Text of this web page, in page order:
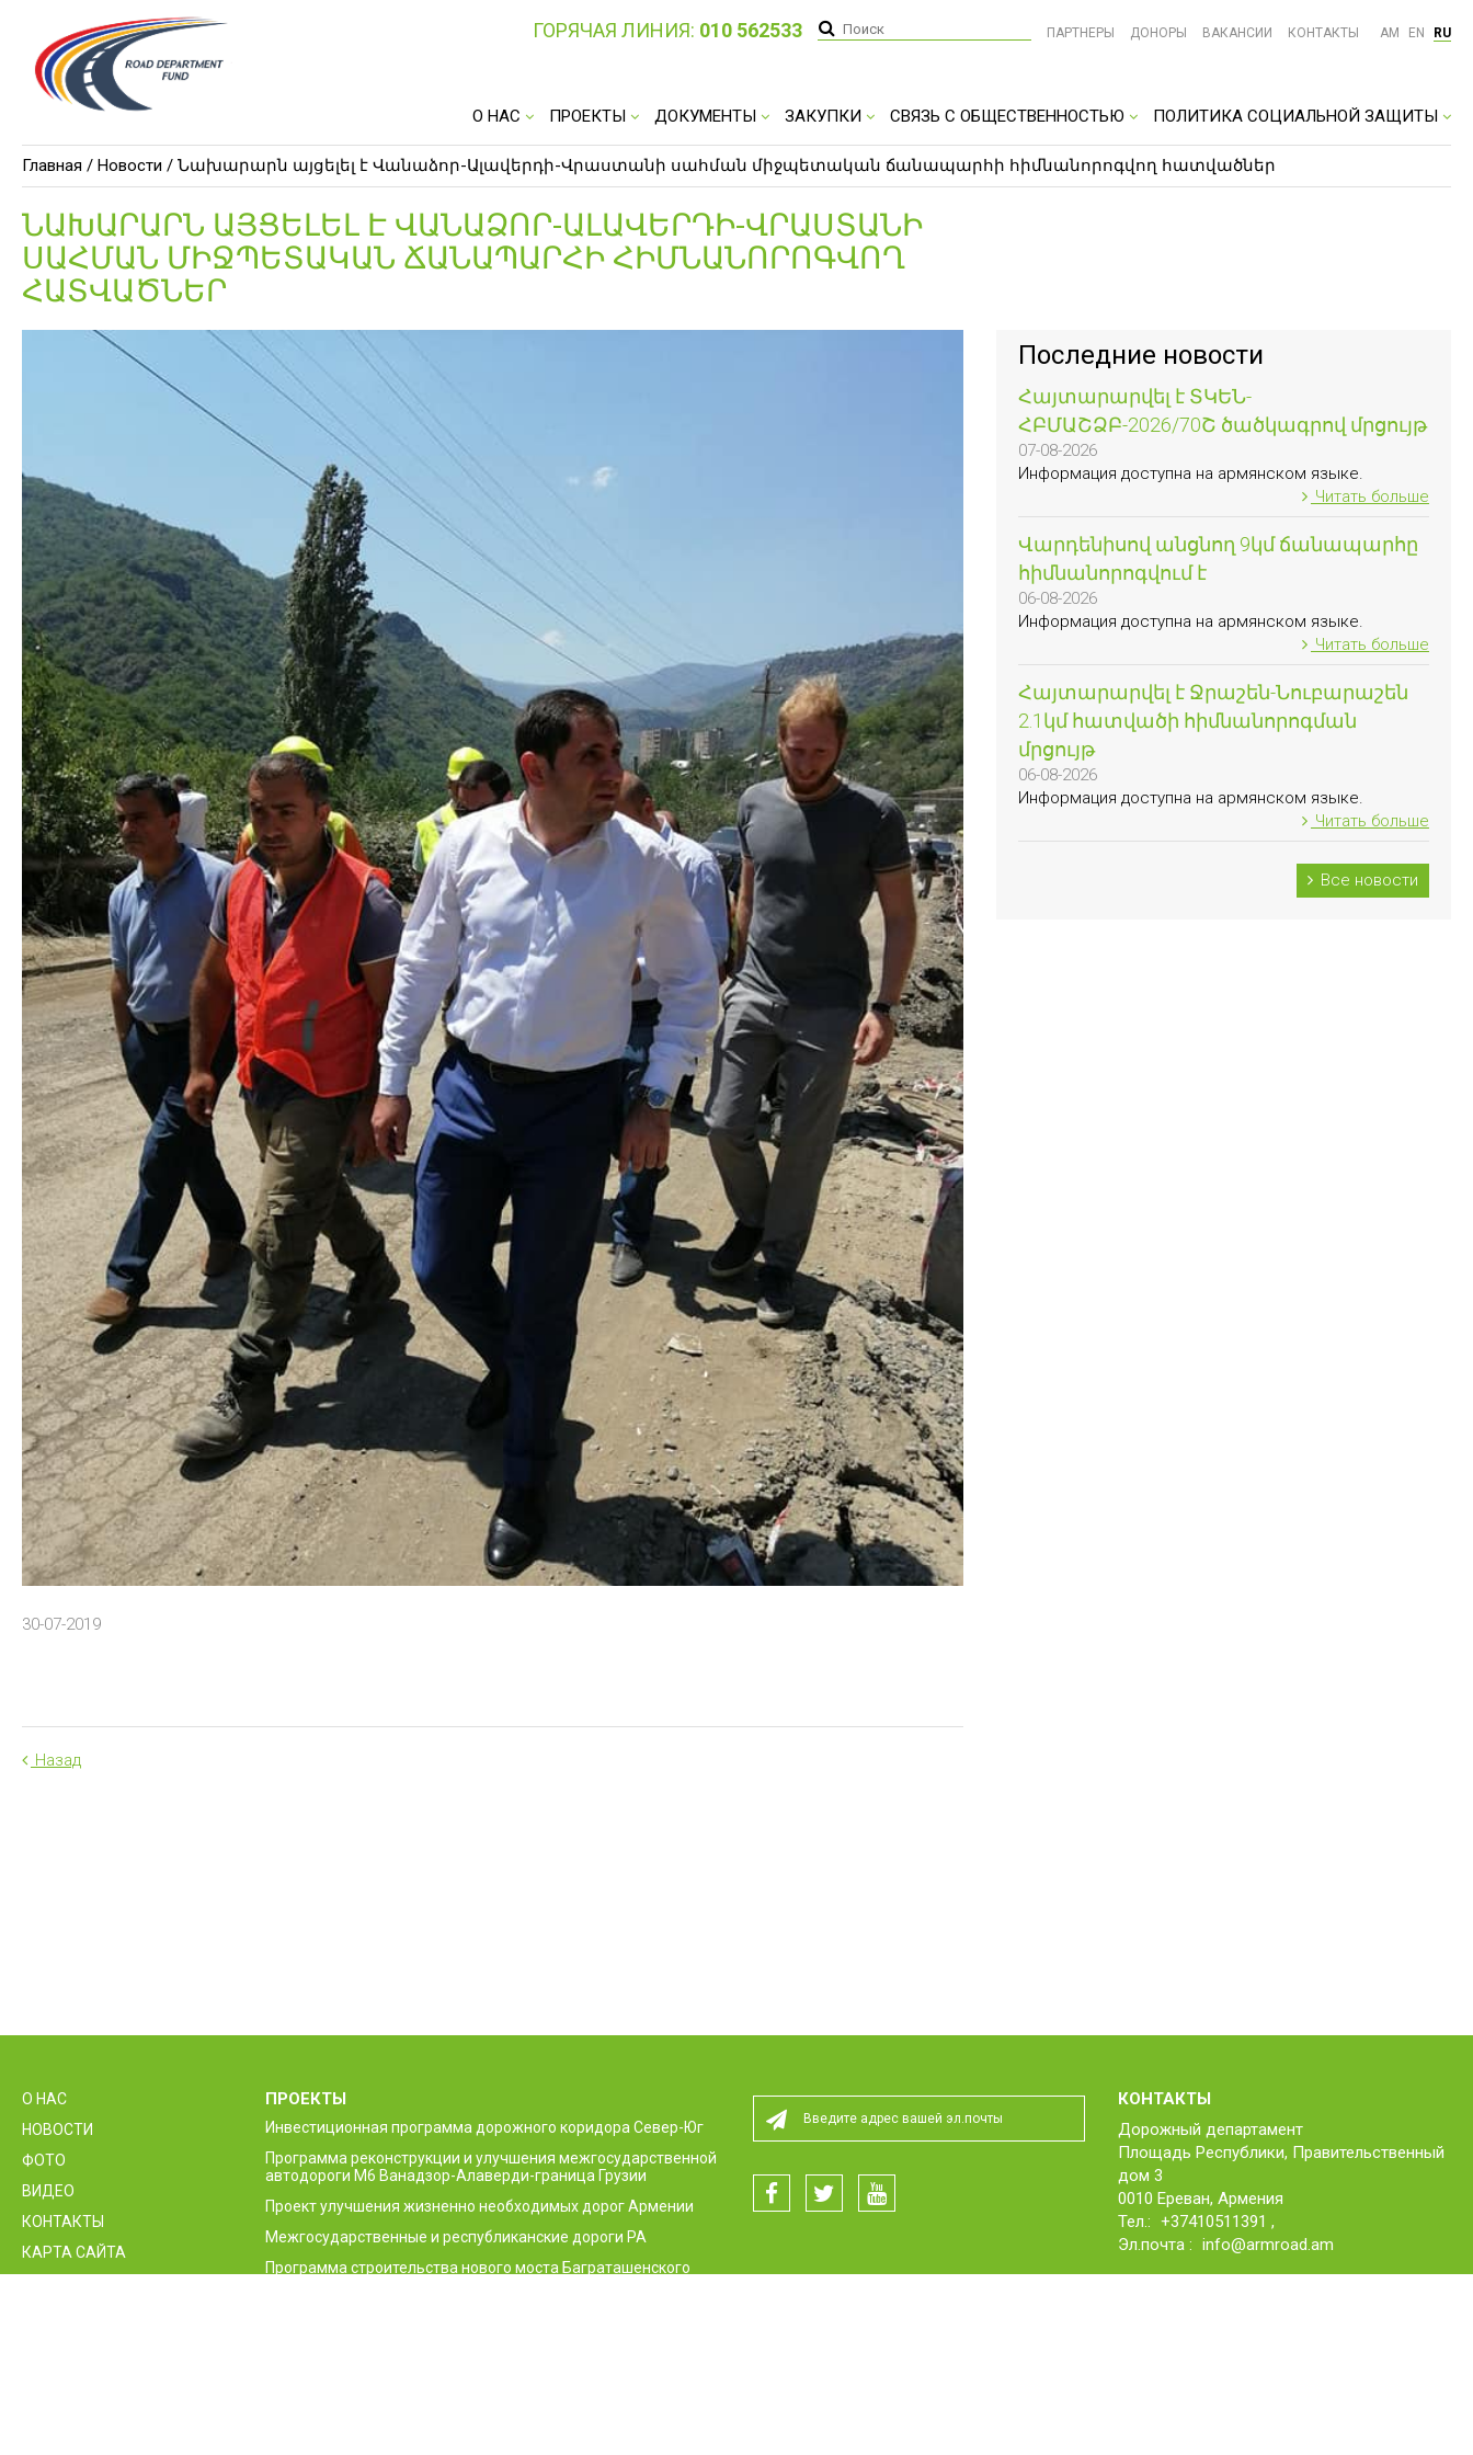
О НАС ПРОЕКТЫ ДОКУМЕНТЫ ЗАКУПКИ СВЯЗЬ С ОБЩЕСТВЕННОСТЬЮ ПОЛИТИКА СОЦИАЛЬНОЙ ЗАЩИТЫ
ГОРЯЧАЯ ЛИНИЯ: 010 562533 ПАРТНЕРЫ ДОНОРЫ ВАКАНСИИ КОНТАКТЫ AM EN RU
Главная / Новости / Նախարարն այցելել է Վանաձոր-Ալավերդի-Վրաստանի սահման միջպետական ճանապարհի հիմնանորոգվող հատվածներ
ՆԱԽԱՐԱՐՆ ԱՅՑԵԼԵԼ Է ՎԱՆԱՁՈՐ-ԱԼԱՎԵՐԴԻ-ՎՐԱՍՏԱՆԻ
ՍԱՀՄԱՆ ՄԻՋՊԵՏԱԿԱՆ ՃԱՆԱՊԱՐՀԻ ՀԻՄՆԱՆՈՐՈԳՎՈՂ
ՀԱՏՎԱԾՆԵՐ
30-07-2019
Назад
Последние новости
Հայտարարվել է ՏԿԵՆ-
ՀԲՄԱՇՁԲ-2026/70Շ ծածկագրով մրցույթ
07-08-2026
Информация доступна на армянском языке.
Читать больше
Վարդենիսով անցնող 9կմ ճանապարհը
հիմնանորոգվում է
06-08-2026
Информация доступна на армянском языке.
Читать больше
Հայտարարվել է Ջրաշեն-Նուբարաշեն
2.1կմ հատվածի հիմնանորոգման
մրցույթ
06-08-2026
Информация доступна на армянском языке.
Читать больше
Все новости
О НАС
НОВОСТИ
ФОТО
ВИДЕО
КОНТАКТЫ
КАРТА САЙТА
ПРОЕКТЫ
Инвестиционная программа дорожного коридора Север-Юг
Программа реконструкции и улучшения межгосударственной
автодороги М6 Ванадзор-Алаверди-граница Грузии
Проект улучшения жизненно необходимых дорог Армении
Межгосударственные и республиканские дороги РА
Программа строительства нового моста Баграташенского
КОНТАКТЫ
Дорожный департамент
Площадь Республики, Правительственный
дом 3
0010 Ереван, Армения
Тел.: +37410511391,
Эл.почта : info@armroad.am